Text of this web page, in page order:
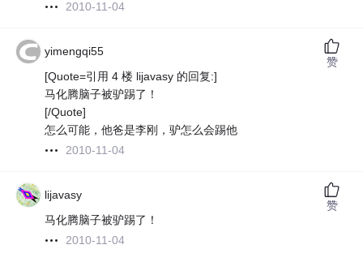
2010-11-04
yimengqi55
[Quote=引用 4 楼 lijavasy 的回复:]
马化腾脑子被驴踢了！
[/Quote]
怎么可能，他爸是李刚，驴怎么会踢他
2010-11-04
赞
lijavasy
马化腾脑子被驴踢了！
2010-11-04
赞